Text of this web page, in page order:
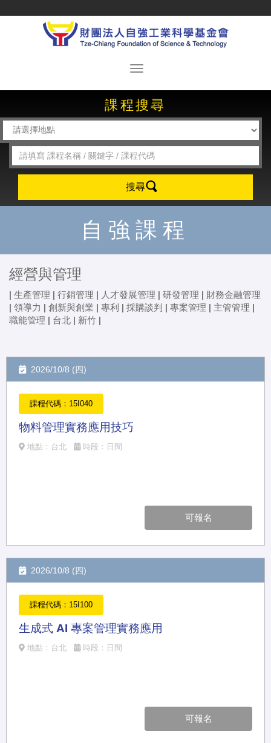
課程搜尋
搜尋
自強課程
經營與管理
| 生產管理 | 行銷管理 | 人才發展管理 | 研發管理 | 財務金融管理
| 領導力 | 創新與創業 | 專利 | 採購談判 | 專案管理 | 主管管理 |
職能管理 | 台北 | 新竹 |
2026/10/8 (四)
課程代碼：15I040
物料管理實務應用技巧
地點：台北 時段：日間
可報名
2026/10/8 (四)
課程代碼：15I100
生成式 AI 專案管理實務應用
地點：台北 時段：日間
可報名